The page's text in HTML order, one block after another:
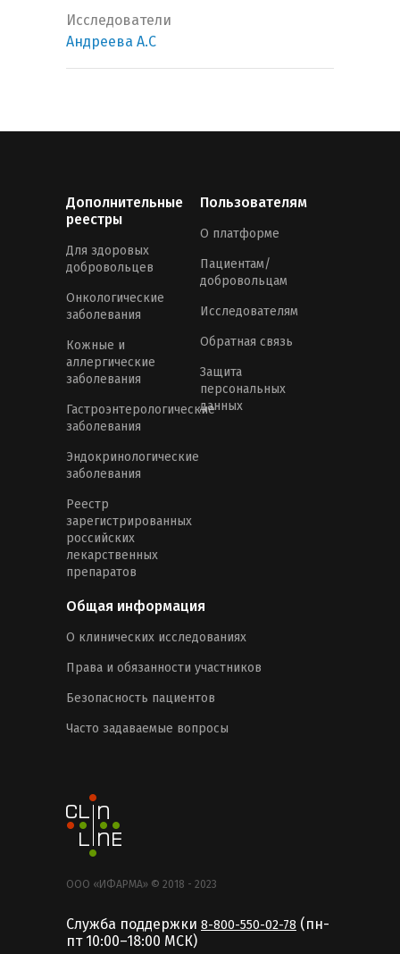
Исследователи
Андреева А.С
Дополнительные
реестры
Для здоровых
добровольцев
Онкологические
заболевания
Кожные и
аллергические
заболевания
Гастроэнтерологические
заболевания
Эндокринологические
заболевания
Реестр
зарегистрированных
российских
лекарственных
препаратов
Пользователям
О платформе
Пациентам/
добровольцам
Исследователям
Обратная связь
Защита
персональных
данных
Общая информация
О клинических исследованиях
Права и обязанности участников
Безопасность пациентов
Часто задаваемые вопросы
ООО «ИФАРМА» © 2018 - 2023
Служба поддержки 8-800-550-02-78 (пн-
пт 10:00–18:00 MCК)